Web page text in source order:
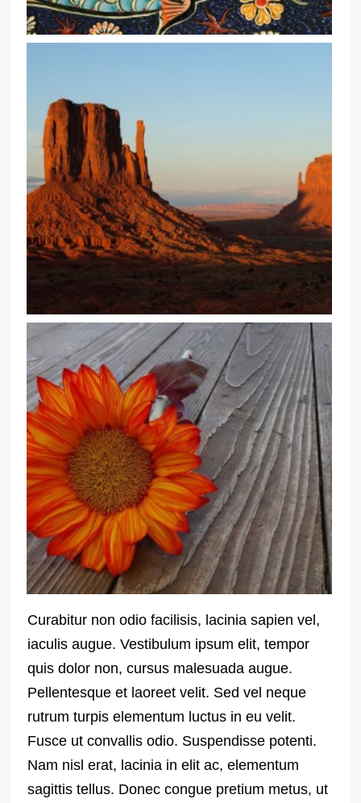
Curabitur non odio facilisis, lacinia sapien vel,
iaculis augue. Vestibulum ipsum elit, tempor
quis dolor non, cursus malesuada augue.
Pellentesque et laoreet velit. Sed vel neque
rutrum turpis elementum luctus in eu velit.
Fusce ut convallis odio. Suspendisse potenti.
Nam nisl erat, lacinia in elit ac, elementum
sagittis tellus. Donec congue pretium metus, ut